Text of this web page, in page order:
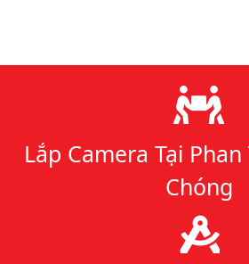
Lý do chọn chúng tôi
Lắp Camera Tại
Chóng